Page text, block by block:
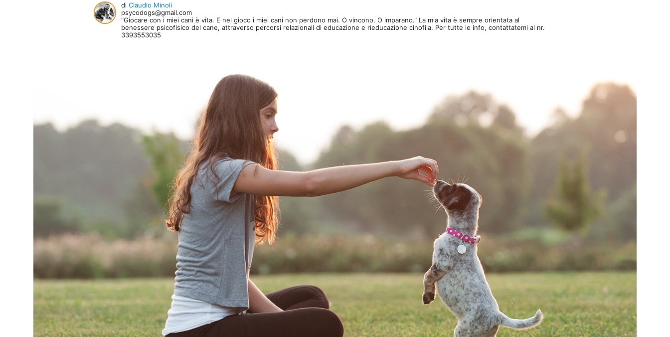
diClaudio Minoli
psycodogs@gmail.com
"Giocare con i miei cani è vita. E nel gioco i miei cani non perdono mai. O vincono. O imparano." La mia vita è sempre orientata al
benessere psicofisico del cane, attraverso percorsi relazionali di educazione e rieducazione cinofila. Per tutte le info, contattatemi al nr.
3393553035